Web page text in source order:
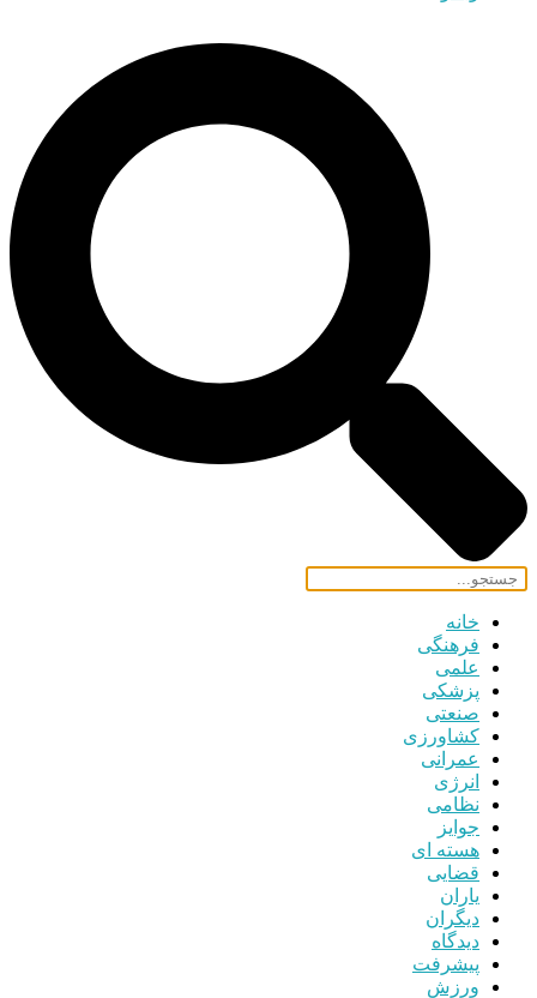
خانه
فرهنگی
علمی
پزشکی
صنعتی
کشاورزی
عمرانی
انرژی
نظامی
جوایز
هسته ای
قضایی
یاران
دیگران
دیدگاه
پیشرفت
ورزش